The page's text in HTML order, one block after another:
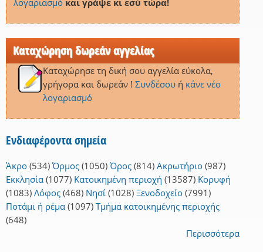
λογαριασμό και γράψε κι εσύ τώρα!
Καταχώρηση δωρεάν αγγελίας
Καταχώρησε τη δική σου αγγελία εύκολα,
γρήγορα και δωρεάν ! Συνδέσουή κάνε νέο
λογαριασμό
Ενδιαφέροντα σημεία
Άκρο (534) Όρμος (1050) Όρος (814) Ακρωτήριο (987)
Εκκλησία (1077) Κατοικημένη περιοχή (13587) Κορυφή
(1083) Λόφος (468) Νησί (1028) Ξενοδοχείο (7991)
Ποτάμι ή ρέμα (1097) Τμήμα κατοικημένης περιοχής
(648)
Περισσότερα